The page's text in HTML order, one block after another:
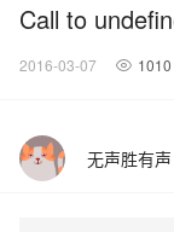
Call to
2016-03-07 1010
无声胜有声